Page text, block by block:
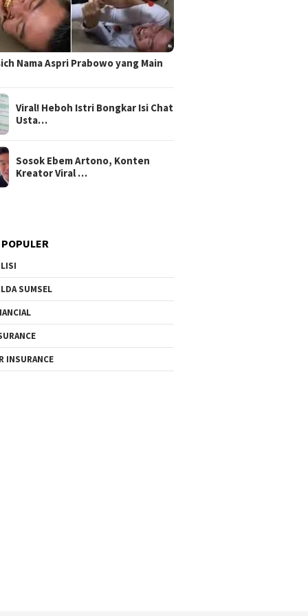
Nama Aspri Prabowo yang Main
Viral! Heboh Istri Bongkar Isi Chat
Usta…
Sosok Ebem Artono, Konten
Kreator Viral …
SUMSEL
INSURANCE